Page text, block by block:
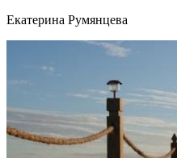
Екатерина Румянцева